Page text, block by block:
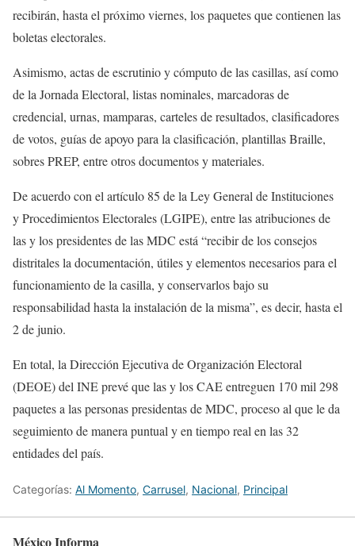
recibirán, hasta el próximo viernes, los paquetes que contienen las
boletas electorales.
Asimismo, actas de escrutinio y cómputo de las casillas, así como
de la Jornada Electoral, listas nominales, marcadoras de
credencial, urnas, mamparas, carteles de resultados, clasificadores
de votos, guías de apoyo para la clasificación, plantillas Braille,
sobres PREP, entre otros documentos y materiales.
De acuerdo con el artículo 85 de la Ley General de Instituciones
y Procedimientos Electorales (LGIPE), entre las atribuciones de
las y los presidentes de las MDC está “recibir de los consejos
distritales la documentación, útiles y elementos necesarios para el
funcionamiento de la casilla, y conservarlos bajo su
responsabilidad hasta la instalación de la misma”, es decir, hasta el
2 de junio.
En total, la Dirección Ejecutiva de Organización Electoral
(DEOE) del INE prevé que las y los CAE entreguen 170 mil 298
paquetes a las personas presidentas de MDC, proceso al que le da
seguimiento de manera puntual y en tiempo real en las 32
entidades del país.
Categorías: Al Momento, Carrusel, Nacional, Principal
México Informa